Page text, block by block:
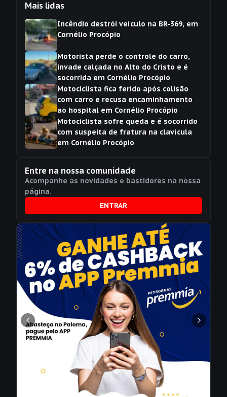
Mais lidas
Incêndio destrói veículo na BR-369, em
Cornélio Procópio
Motorista perde o controle do carro,
invade calçada no Alto do Cristo e é
socorrida em Cornélio Procópio
Motociclista fica ferido após colisão
com carro e recusa encaminhamento
ao hospital em Cornélio Procópio
Motociclista sofre queda e é socorrido
com suspeita de fratura na clavícula
em Cornélio Procópio
Entre na nossa comunidade
Acompanhe as novidades e bastidores na nossa
página.
ENTRAR